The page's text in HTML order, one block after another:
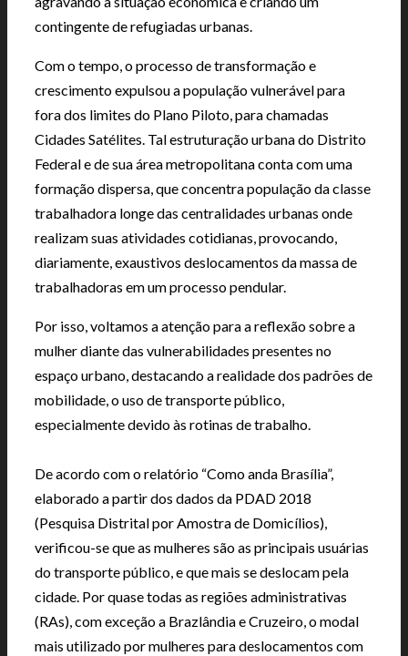
contingente de refugiadas urbanas.
Com o tempo, o processo de transformação e
crescimento expulsou a população vulnerável para
fora dos limites do Plano Piloto, para chamadas
Cidades Satélites. Tal estruturação urbana do Distrito
Federal e de sua área metropolitana conta com uma
formação dispersa, que concentra população da classe
trabalhadora longe das centralidades urbanas onde
realizam suas atividades cotidianas, provocando,
diariamente, exaustivos deslocamentos da massa de
trabalhadoras em um processo pendular.
Por isso, voltamos a atenção para a reflexão sobre a
mulher diante das vulnerabilidades presentes no
espaço urbano, destacando a realidade dos padrões de
mobilidade, o uso de transporte público,
especialmente devido às rotinas de trabalho.
De acordo com o relatório “Como anda Brasília”,
elaborado a partir dos dados da PDAD 2018
(Pesquisa Distrital por Amostra de Domicílios),
verificou-se que as mulheres são as principais usuárias
do transporte público, e que mais se deslocam pela
cidade. Por quase todas as regiões administrativas
(RAs), com exceção a Brazlândia e Cruzeiro, o modal
mais utilizado por mulheres para deslocamentos com